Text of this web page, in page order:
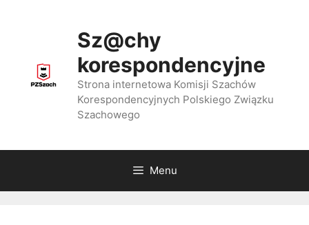
Sz@chy
korespondencyjne
Strona internetowa Komisji Szachów
Korespondencyjnych Polskiego Związku
Szachowego
Menu